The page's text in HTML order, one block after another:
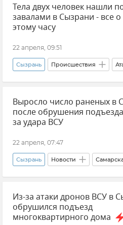
Тела двух человек нашли
завалами в Сызрани - все
этому часу
22 апреля, 09:51
Сызрань Происшествия
Новости
Вячеслав Федорищев
Выросло число раненых в
после обрушения
за удара ВСУ
22 апреля, 07:47
Сызрань Новости
Происшествия
Беспилотник (БПЛА, дрон)
Из-за атаки дронов ВСУ в
обрушился подъезд
многоквартирного дома